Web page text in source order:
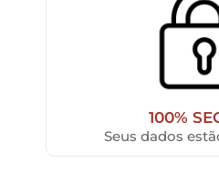
100%
Seus dados